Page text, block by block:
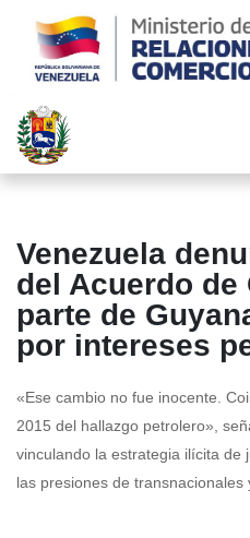
Venezuela
del Acuerdo de
parte de
por intereses
«Ese cambio no fue inocente.
2015 del hallazgo petrolero»,
vinculando la estrategia ilícita de
las presiones de transnacionales